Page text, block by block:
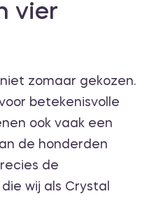
vier
zomaar gekozen.
betekenisvolle
ook vaak een
de honderden
de
wij als Crystal